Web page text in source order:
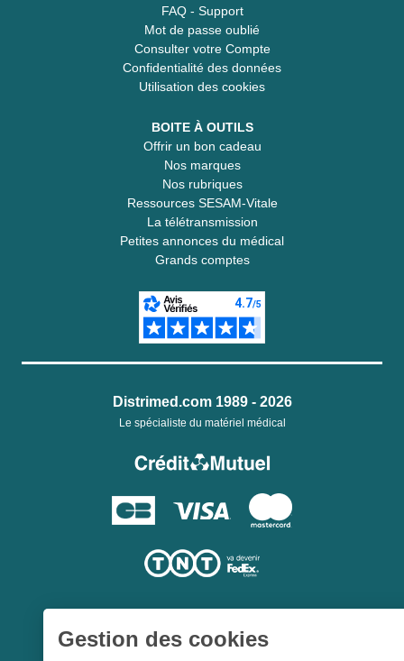
FAQ - Support
Mot de passe oublié
Consulter votre Compte
Confidentialité des données
Utilisation des cookies
BOITE À OUTILS
Offrir un bon cadeau
Nos marques
Nos rubriques
Ressources SESAM-Vitale
La télétransmission
Petites annonces du médical
Grands comptes
Distrimed.com 1989 - 2026
Le spécialiste du matériel médical
Gestion des cookies